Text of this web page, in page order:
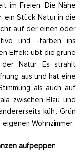
im Freien. Die Nähe
ein Stück Natur in die
auf der einen oder
und -farben ins
Effekt übt die grüne
Natur. Es strahlt
aus und hat eine
als auch auf
zwischen Blau und
kühl. Grün
Wohnzimmer.
aufpeppen